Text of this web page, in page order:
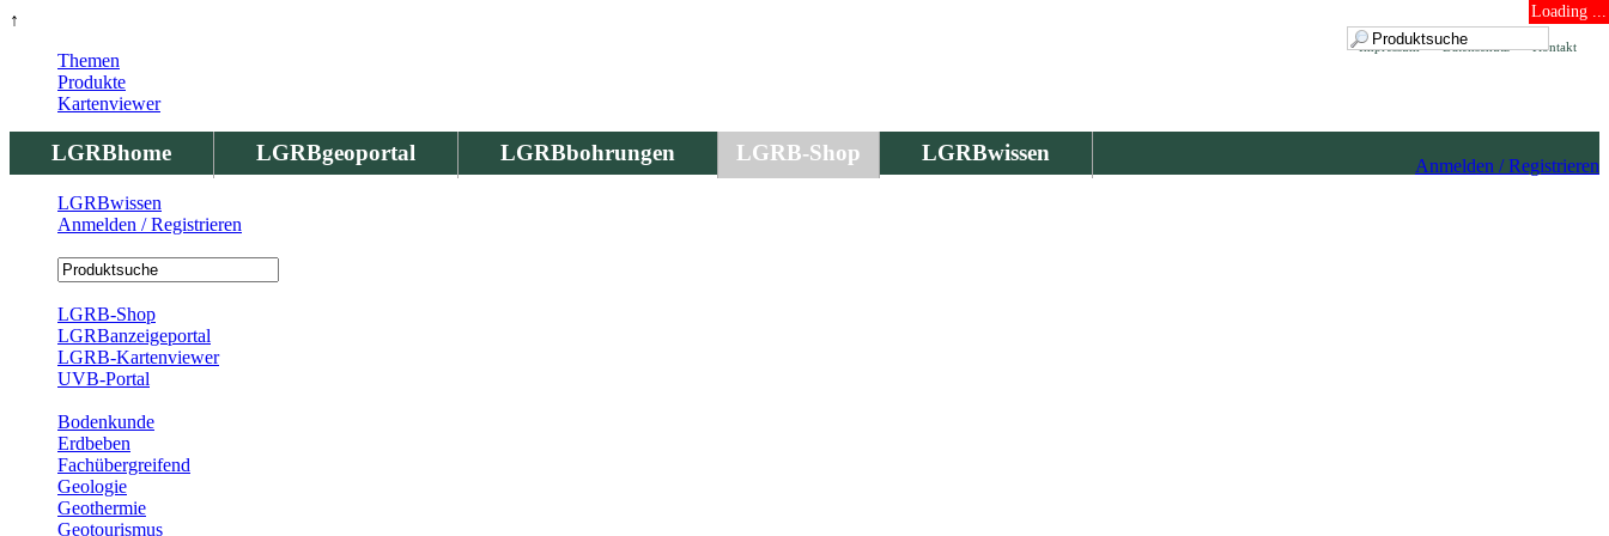
↑ Loading ...
Kontakt
Datenschutz
Impressum
LGRBhome LGRBgeoportal LGRBbohrungen LGRB-Shop LGRBwissen
Anmelden / Registrieren
Themen
Produkte
Kartenviewer
LGRBwissen
Anmelden / Registrieren
LGRB-Shop
LGRBanzeigeportal
LGRB-Kartenviewer
UVB-Portal
Bodenkunde
Erdbeben
Fachübergreifend
Geologie
Geothermie
Geotourismus